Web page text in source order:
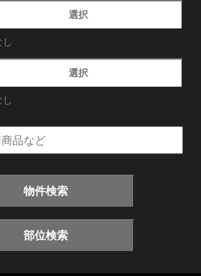
選択
選択
物件検索
部位検索